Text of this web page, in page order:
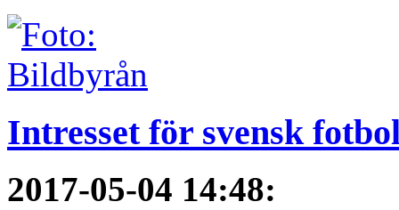
Intresset för svensk
2017-05-04 14:48: